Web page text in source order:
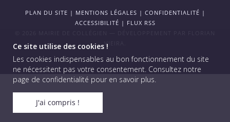
Ce site utilise des cookies !
Les cookies indispensables au bon fonctionnement du site
ne nécessitent pas votre consentement. Consultez notre
page de confidentialité pour en savoir plus.
J'ai compris !
PLAN DU SITE | MENTIONS LÉGALES | CONFIDENTIALITÉ |
ACCESSIBILITÉ | FLUX RSS
VIEIRA